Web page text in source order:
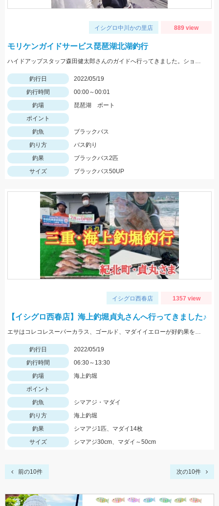
イシグロ中川かの里店 889 view
モリケンガイドサービス琵琶湖北湖釣行
ハイドアップスタッフ森田健太郎さんのガイドへ行ってきました。ショットワッキーを使用して釣りました。
釣行日
2022/05/19
釣行時間
00:00～00:01
釣場
琵琶湖 ボート
ポイント
釣魚
ブラックバス
釣り方
バス釣り
釣果
ブラックバス2匹
サイズ
ブラックバス50UP
イシグロ西春店 1357 view
【イシグロ西春店】海上釣堀貞丸さんへ行ってきました♪
エサはコレコレスーパーカラス、ゴールド、マダイイエローが好釣果を叩き出しました！タックルはプロミネント海上釣堀両軸ＳＰの感度が最高です！
釣行日
2022/05/19
釣行時間
06:30～13:30
釣場
海上釣堀
ポイント
釣魚
シマアジ・マダイ
釣り方
海上釣堀
釣果
シマアジ1匹、マダイ14枚
サイズ
シマアジ30cm、マダイ～50cm
前の10件 次の10件